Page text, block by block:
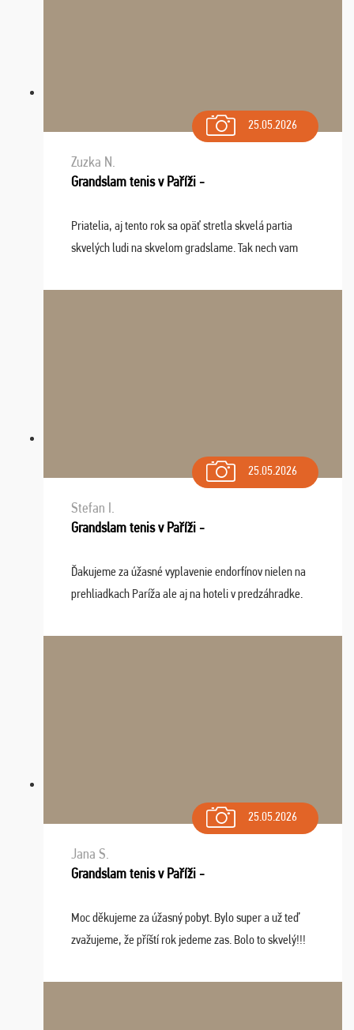
25.05.2026
Zuzka N.
Grandslam tenis v Paříži -
Priatelia, aj tento rok sa opäť stretla skvelá partia
skvelých ludi na skvelom gradslame. Tak nech vam
sa na budúci rok. Prajem vam este veľa ta ...
25.05.2026
Stefan I.
Grandslam tenis v Paříži -
Ďakujeme za úžasné vyplavenie endorfínov nielen na
prehliadkach Paríža ale aj na hoteli v predzáhradke.
spomínať a zväžujeme repete budúci rok : ...
25.05.2026
Jana S.
Grandslam tenis v Paříži -
Moc děkujeme za úžasný pobyt. Bylo super a už teď
zvažujeme, že příští rok jedeme zas. Bolo to skvelý!!!